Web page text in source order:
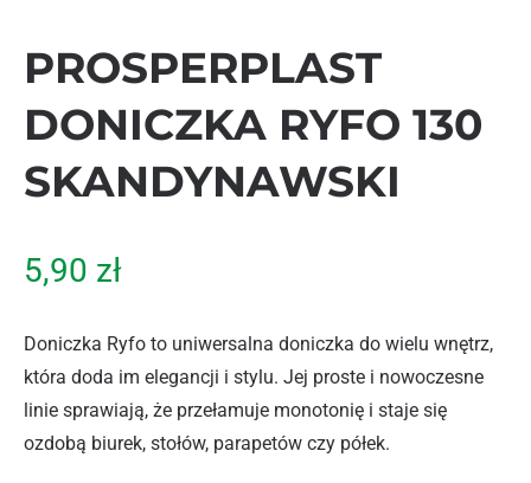
PROSPERPLAST
DONICZKA RYFO 130
SKANDYNAWSKI
5,90 zł
Doniczka Ryfo to uniwersalna doniczka do wielu wnętrz,
która doda im elegancji i stylu. Jej proste i nowoczesne
linie sprawiają, że przełamuje monotonię i staje się
ozdobą biurek, stołów, parapetów czy półek.